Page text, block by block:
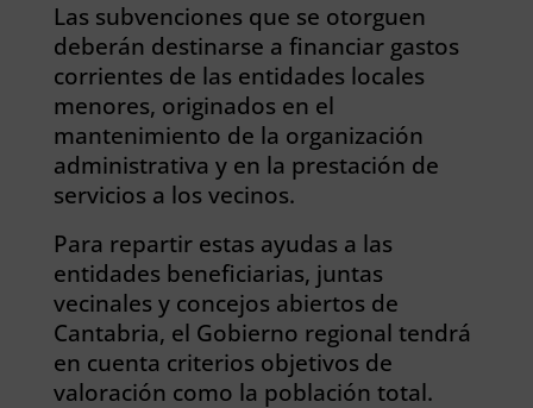
Las subvenciones que se otorguen
deberán destinarse a financiar gastos
corrientes de las entidades locales
menores, originados en el
mantenimiento de la organización
administrativa y en la prestación de
servicios a los vecinos.
Para repartir estas ayudas a las
entidades beneficiarias, juntas
vecinales y concejos abiertos de
Cantabria, el Gobierno regional tendrá
en cuenta criterios objetivos de
valoración como la población total.